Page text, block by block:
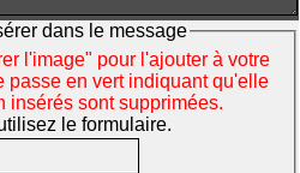
dans le message
l'image" pour l'ajouter à votre
passe en vert indiquant qu'elle
insérés sont supprimées.
le formulaire.